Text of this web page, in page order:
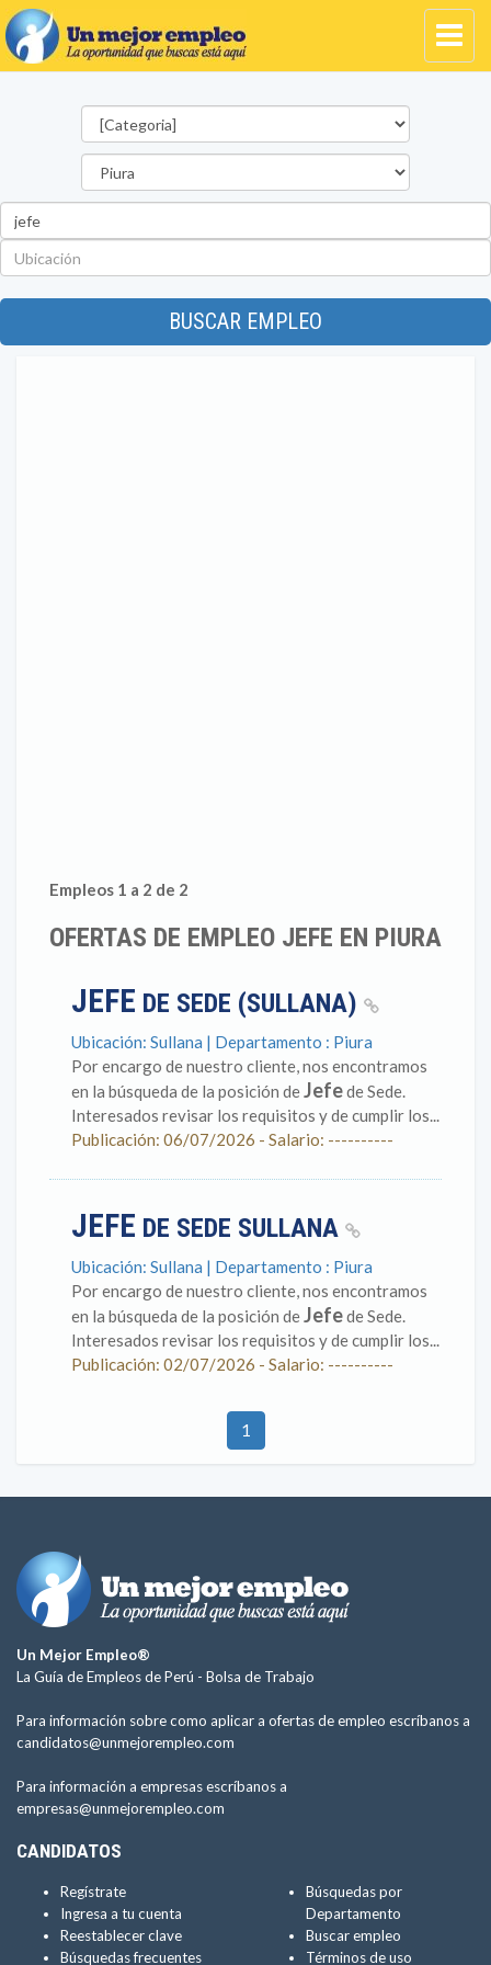
BUSCAR EMPLEO
Empleos 1 a 2 de 2
OFERTAS DE EMPLEO JEFE EN PIURA
JEFE DE SEDE (SULLANA)
Ubicación: Sullana | Departamento : Piura
Por encargo de nuestro cliente, nos encontramos
en la búsqueda de la posición deJefede Sede.
Interesados revisar los requisitos y de cumplir los...
Publicación: 06/07/2026 - Salario: ----------
JEFE DE SEDE SULLANA
Ubicación: Sullana | Departamento : Piura
Por encargo de nuestro cliente, nos encontramos
en la búsqueda de la posición deJefede Sede.
Interesados revisar los requisitos y de cumplir los...
Publicación: 02/07/2026 - Salario: ----------
1
Un Mejor Empleo®
La Guía de Empleos de Perú - Bolsa de Trabajo
Para información sobre como aplicar a ofertas de empleo escríbanos a
candidatos@unmejorempleo.com
Para información a empresas escríbanos a
empresas@unmejorempleo.com
CANDIDATOS
Regístrate
Ingresa a tu cuenta
Reestablecer clave
Búsquedas frecuentes
Búsquedas por
Departamento
Buscar empleo
Términos de uso